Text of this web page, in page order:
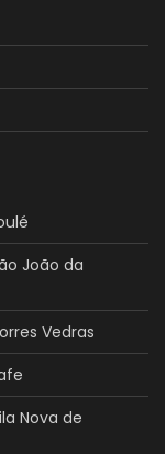
João da
Vedras
Nova de